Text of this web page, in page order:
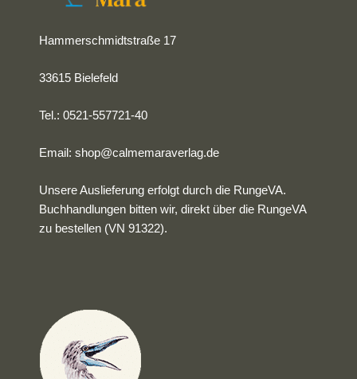
Hammerschmidtstraße 17
33615 Bielefeld
Tel.: 0521-557721-40
Email:shop@calmemaraverlag.de
Unsere Auslieferung erfolgt durch die RungeVA.
Buchhandlungen bitten wir, direkt über die RungeVA
zu bestellen (VN 91322).